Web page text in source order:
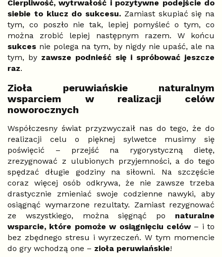
Cierpliwość, wytrwałość i pozytywne podejście do
siebie to klucz do sukcesu. Zamiast skupiać się na
tym, co poszło nie tak, lepiej pomyśleć o tym, co
można zrobić lepiej następnym razem. W końcu
sukces nie polega na tym, by nigdy nie upaść, ale na
tym, by zawsze podnieść się i spróbować jeszcze
raz.
Zioła peruwiańskie naturalnym
wsparciem w realizacji celów
noworocznych
Współczesny świat przyzwyczaił nas do tego, że do
realizacji celu o pięknej sylwetce musimy się
poświęcić – przejść na rygorystyczną dietę,
zrezygnować z ulubionych przyjemności, a do tego
spędzać długie godziny na siłowni. Na szczęście
coraz więcej osób odkrywa, że nie zawsze trzeba
drastycznie zmieniać swoje codzienne nawyki, aby
osiągnąć wymarzone rezultaty. Zamiast rezygnować
ze wszystkiego, można sięgnąć po naturalne
wsparcie, które pomoże w osiągnięciu celów– i to
bez zbędnego stresu i wyrzeczeń. W tym momencie
do gry wchodzą one – zioła peruwiańskie!